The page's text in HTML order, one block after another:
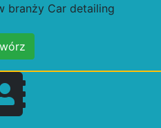
branży Car detailing